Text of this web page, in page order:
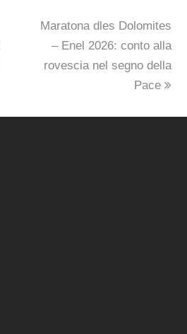
next
post:
Maratona dles Dolomites
– Enel 2026: conto alla
rovescia nel segno della
Pace